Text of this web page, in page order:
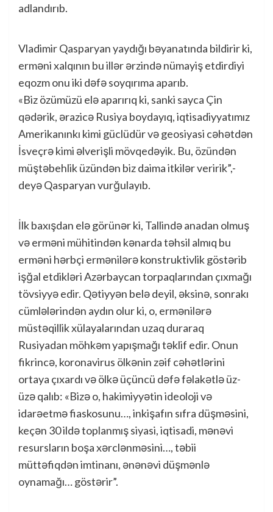
adlandırıb.
Vladimir Qasparyan yaydığı bəyanatında bildirir ki,
erməni xalqının bu illər ərzində nümayiş etdirdiyi
eqozm onu iki dəfə soyqırıma aparıb.
«Biz özümüzü elə aparırıq ki, sanki sayca Çin
qədərik, ərazicə Rusiya boydayıq, iqtisadiyyatımız
Amerikanınkı kimi güclüdür və geosiyasi cəhətdən
İsveçrə kimi əlverişli mövqedəyik. Bu, özündən
müştəbehlik üzündən biz daima itkilər veririk”,-
deyə Qasparyan vurğulayıb.
İlk baxışdan elə görünər ki, Tallində anadan olmuş
və erməni mühitindən kənarda təhsil almıq bu
erməni hərbçi ermənilərə konstruktivlik göstərib
işğal etdikləri Azərbaycan torpaqlarından çıxmağı
tövsiyyə edir. Qətiyyən belə deyil, əksinə, sonrakı
cümlələrindən aydın olur ki, o, ermənilərə
müstəqillik xülayalarından uzaq duraraq
Rusiyadan möhkəm yapışmağı təklif edir. Onun
fikrincə, koronavirus ölkənin zəif cəhətlərini
ortaya çıxardı və ölkə üçüncü dəfə fəlakətlə üz-
üzə qalıb: «Bizə o, hakimiyyətin ideoloji və
idarəetmə fiaskosunu…, inkişafın sıfra düşməsini,
keçən 30 ildə toplanmış siyasi, iqtisadi, mənəvi
resursların boşa xərclənməsini…, təbii
müttəfiqdən imtinanı, ənənəvi düşmənlə
oynamağı… göstərir”.